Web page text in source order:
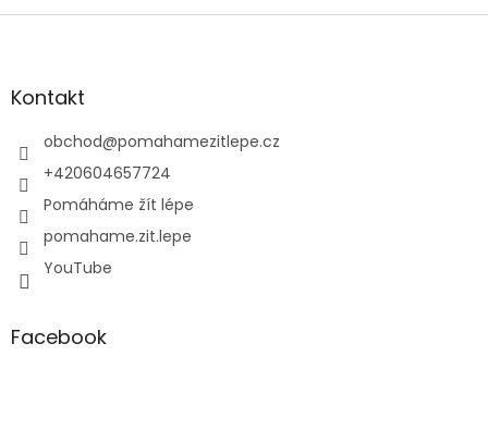
Z
aKontakt
obchod@pomahamezitlepe.cz
+420604657724
Pomáháme žít lépe
pomahame.zit.lepe
YouTube
Facebook